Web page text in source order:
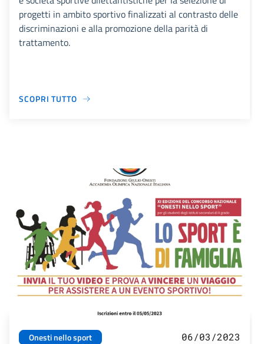
progetti in ambito sportivo finalizzati al contrasto delle
discriminazioni e alla promozione della parità di
trattamento.
SCOPRI TUTTO
Onesti nello sport 06/03/2023